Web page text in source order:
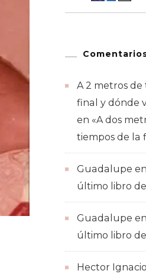
A 2 metros
final y dónde
en «A dos
tiempos de la
Guadalupe en
último libro
Guadalupe en
último libro
Hector